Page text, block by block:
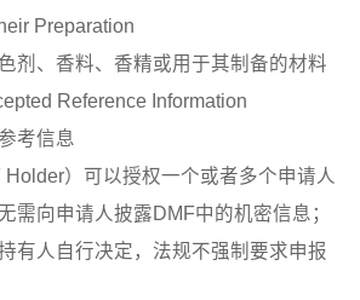
Preparation
剂、香料、香精或用于其制备的材料
Reference Information
考信息
）可以授权一个或者多个申请人
需向申请人披露DMF中的机密信息；
有人自行决定，法规不强制要求申报